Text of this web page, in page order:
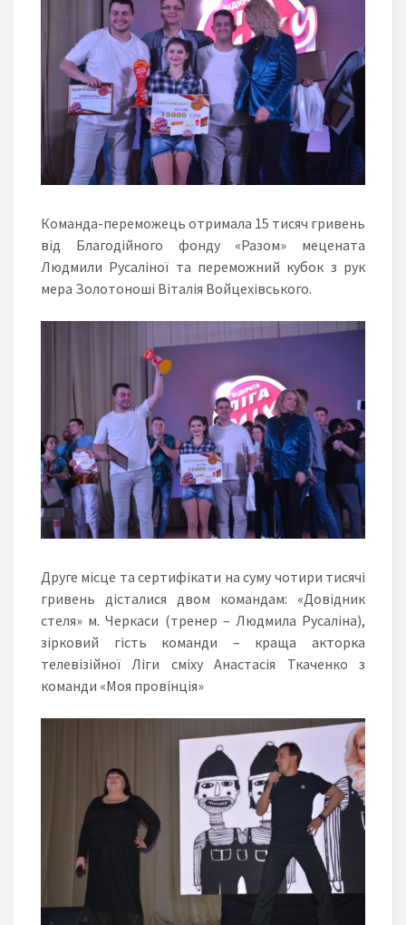
Команда-переможець отримала 15 тисяч гривень
від Благодійного фонду «Разом» мецената
Людмили Русаліної та переможний кубок з рук
мера Золотоноші Віталія Войцехівського.
Друге місце та сертифікати на суму чотири тисячі
гривень дісталися двом командам: «Довідник
стеля» м. Черкаси (тренер – Людмила Русаліна),
зірковий гість команди – краща акторка
телевізійної Ліги сміху Анастасія Ткаченко з
команди «Моя провінція»